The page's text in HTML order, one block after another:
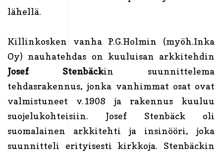
lähellä.
Killinkosken vanha P.G.Holmin (myöh.Inka
Oy) nauhatehdas on kuuluisan arkkitehdin
Josef Stenbäckin suunnittelema
tehdasrakennus, jonka vanhimmat osat ovat
valmistuneet v.1908 ja rakennus kuuluu
suojelukohteisiin. Josef Stenbäck oli
suomalainen arkkitehti ja insinööri, joka
suunnitteli erityisesti kirkkoja. Stenbäckin